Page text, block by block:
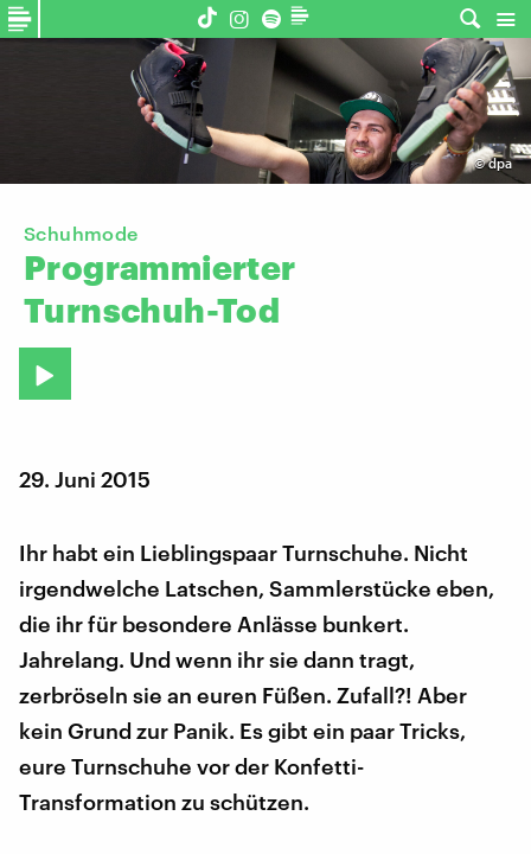
©dpa
Schuhmode
Programmierter
Turnschuh-Tod
29. Juni 2015
Ihr habt ein Lieblingspaar Turnschuhe. Nicht
irgendwelche Latschen, Sammlerstücke eben,
die ihr für besondere Anlässe bunkert.
Jahrelang. Und wenn ihr sie dann tragt,
zerbröseln sie an euren Füßen. Zufall?! Aber
kein Grund zur Panik. Es gibt ein paar Tricks,
eure Turnschuhe vor der Konfetti-
Transformation zu schützen.